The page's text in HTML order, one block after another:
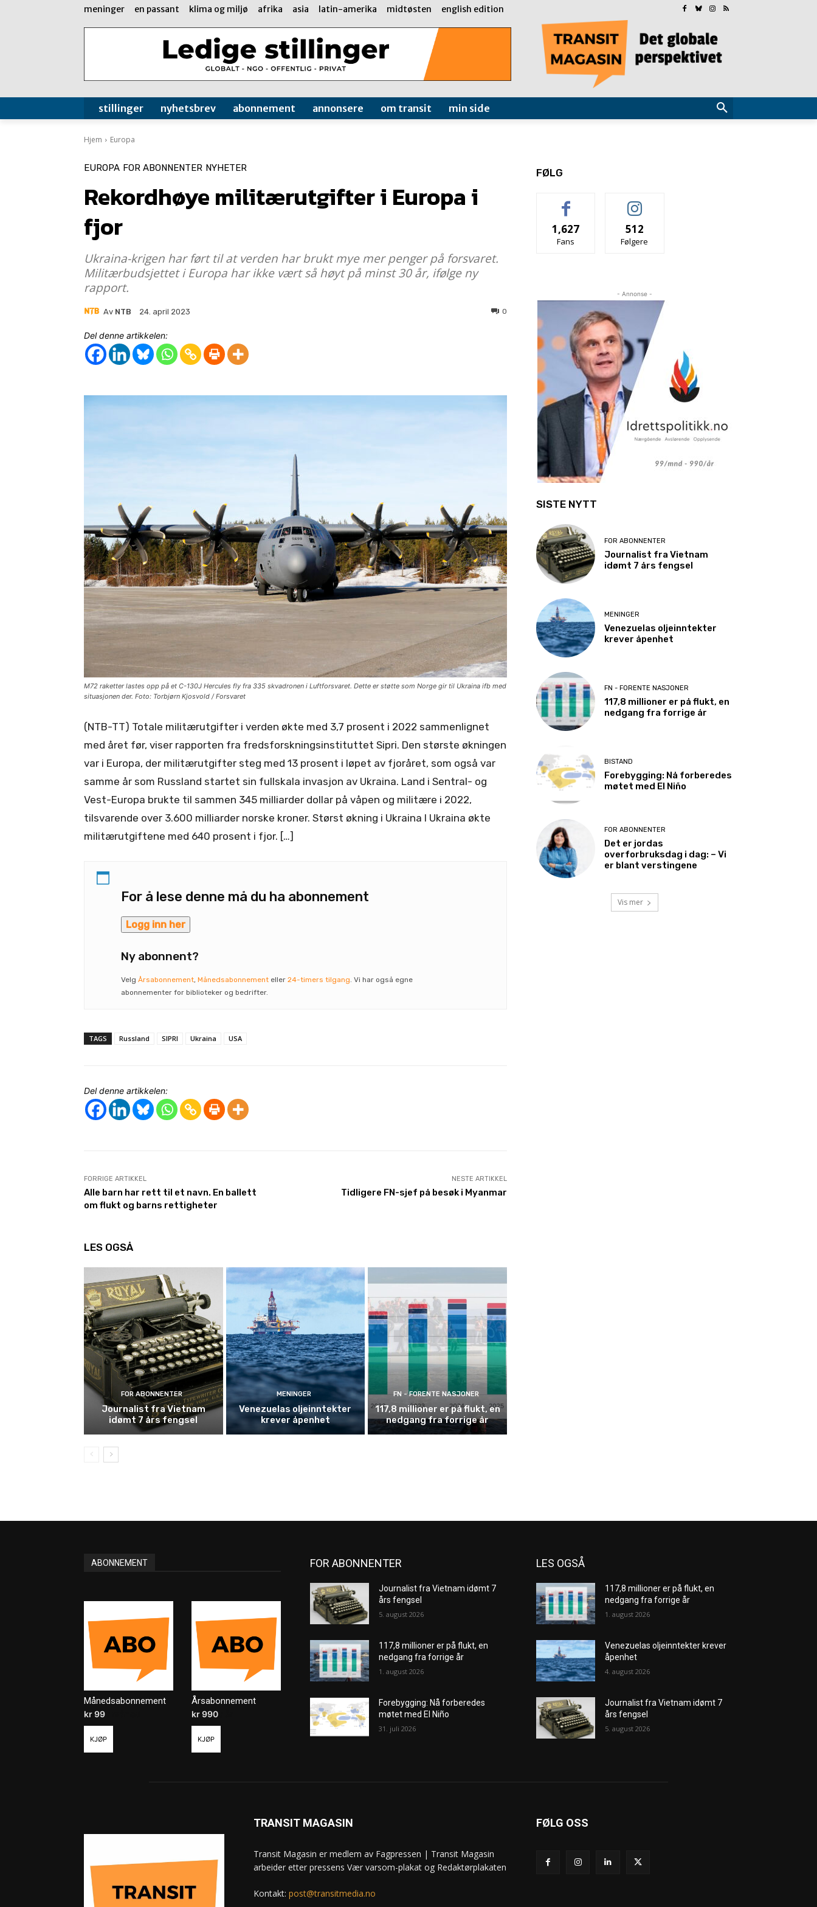
meninger en passant klima og miljø afrika asia latin-amerika midtøsten english edition
stillinger nyhetsbrev abonnement annonsere om transit min side
Hjem Europa
EUROPA FOR ABONNENTER NYHETER
Rekordhøye militærutgifter i Europa i
fjor
Ukraina-krigen har ført til at verden har brukt mye mer penger på forsvaret.
Militærbudsjettet i Europa har ikke vært så høyt på minst 30 år, ifølge ny
rapport.
Av NTB 24. april 2023 0
Del denne artikkelen:
M72 raketter lastes opp på et C-130J Hercules fly fra 335 skvadronen i Luftforsvaret. Dette er støtte som Norge gir til Ukraina ifb med
situasjonen der. Foto: Torbjørn Kjosvold / Forsvaret
(NTB-TT) Totale militærutgifter i verden økte med 3,7 prosent i 2022 sammenlignet
med året før, viser rapporten fra fredsforskningsinstituttet Sipri. Den største økningen
var i Europa, der militærutgifter steg med 13 prosent i løpet av fjoråret, som også var
samme år som Russland startet sin fullskala invasjon av Ukraina. Land i Sentral- og
Vest-Europa brukte til sammen 345 milliarder dollar på våpen og militære i 2022,
tilsvarende over 3.600 milliarder norske kroner. Størst økning i Ukraina I Ukraina økte
militærutgiftene med 640 prosent i fjor. […]
For å lese denne må du ha abonnement
Logg inn her
Ny abonnent?
Velg Årsabonnement, Månedsabonnement eller 24-timers tilgang. Vi har også egne
abonnementer for biblioteker og bedrifter.
TAGS Russland SIPRI Ukraina USA
Del denne artikkelen:
FORRIGE ARTIKKEL
Alle barn har rett til et navn. En ballett
om flukt og barns rettigheter
NESTE ARTIKKEL
Tidligere FN-sjef på besøk i Myanmar
LES OGSÅ
FOR ABONNENTER
Journalist fra Vietnam
idømt 7 års fengsel
MENINGER
Venezuelas oljeinntekter
krever åpenhet
FN - FORENTE NASJONER
117,8 millioner er på flukt, en
nedgang fra forrige år
FØLG
1,627
Fans
512
Følgere
- Annonse -
SISTE NYTT
FOR ABONNENTER
Journalist fra Vietnam
idømt 7 års fengsel
MENINGER
Venezuelas oljeinntekter
krever åpenhet
FN - FORENTE NASJONER
117,8 millioner er på flukt, en
nedgang fra forrige år
BISTAND
Forebygging: Nå forberedes
møtet med El Niño
FOR ABONNENTER
Det er jordas
overforbruksdag i dag: – Vi
er blant verstingene
Vis mer
ABONNEMENT
Månedsabonnement
kr99
KJØP
Årsabonnement
kr990
KJØP
FOR ABONNENTER
Journalist fra Vietnam idømt 7
års fengsel
5. august 2026
117,8 millioner er på flukt, en
nedgang fra forrige år
1. august 2026
Forebygging: Nå forberedes
møtet med El Niño
31. juli 2026
LES OGSÅ
117,8 millioner er på flukt, en
nedgang fra forrige år
1. august 2026
Venezuelas oljeinntekter krever
åpenhet
4. august 2026
Journalist fra Vietnam idømt 7
års fengsel
5. august 2026
TRANSIT MAGASIN
Transit Magasin er medlem av Fagpressen | Transit Magasin
arbeider etter pressens Vær varsom-plakat og Redaktørplakaten
Kontakt: post@transitmedia.no
FØLG OSS